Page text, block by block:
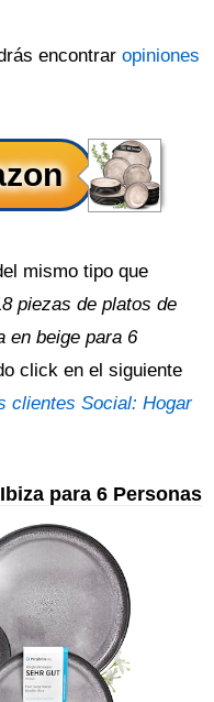
encontrar opiniones
mismo tipo que
piezas de platos de
en beige para 6
click en el siguiente
clientes Social: Hogar
para 6 Personas